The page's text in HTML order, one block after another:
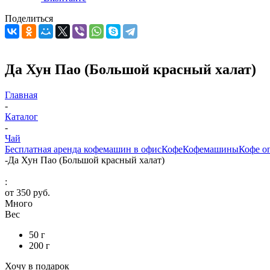
Поделиться
Да Хун Пао (Большой красный халат)
Главная
-
Каталог
-
Чай
Бесплатная аренда кофемашин в офисКофеКофемашиныКофе
-Да Хун Пао (Большой красный халат)
:
от 350 руб.
Много
Вес
50 г
200 г
Хочу в подарок